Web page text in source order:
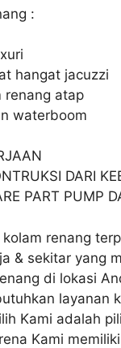
:
hangat jacuzzi
renang atap
waterboom
DARI
PART PUMP
renang
& sekitar yang
di lokasi
layanan
Kami adalah
Kami